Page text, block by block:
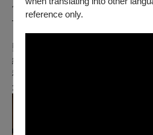
reference only.
僕》、《陽 台》，以及「台灣歷史
——八田與一》、《女誡扇》、《
《范天寒和他的弟兄們》、《碰
獎提名。 視「成為一個人」為表演
絡，創造劇場語彙。2020 年發起「
科學、藝術共融，發展表演論述、
創作行動。